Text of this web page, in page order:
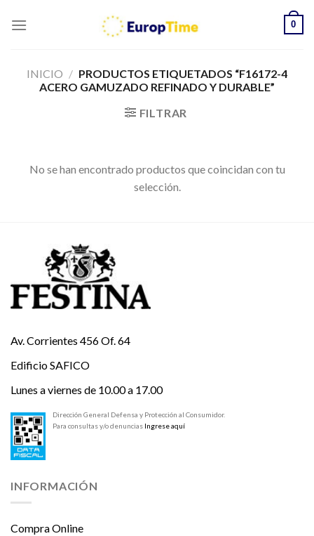
0
INICIO / PRODUCTOS ETIQUETADOS “F16172-4
ACERO GAMUZADO REFINADO Y DURABLE”
FILTRAR
No se han encontrado productos que coincidan con tu
selección.
Av. Corrientes 456 Of. 64
Edificio SAFICO
Lunes a viernes de 10.00 a 17.00
Dirección General Defensa y Protección al Consumidor.
Para consultas y/o denuncias Ingrese aquí
INFORMACIÓN
Compra Online